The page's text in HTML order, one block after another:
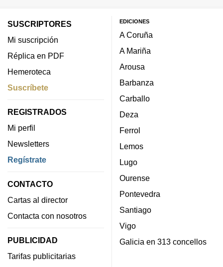
SUSCRIPTORES
Mi suscripción
Réplica en PDF
Hemeroteca
Suscríbete
REGISTRADOS
Mi perfil
Newsletters
Regístrate
CONTACTO
Cartas al director
Contacta con nosotros
PUBLICIDAD
Tarifas publicitarias
EDICIONES
A Coruña
A Mariña
Arousa
Barbanza
Carballo
Deza
Ferrol
Lemos
Lugo
Ourense
Pontevedra
Santiago
Vigo
Galicia en 313 concellos